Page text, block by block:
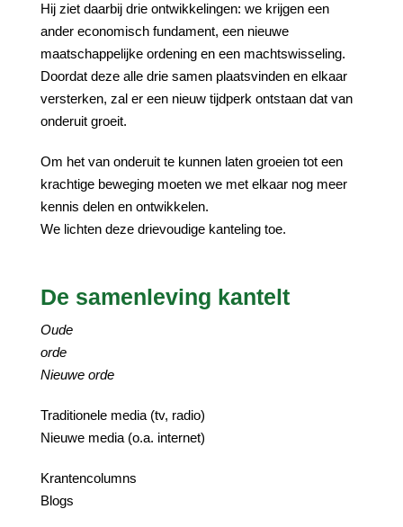
Hij ziet daarbij drie ontwikkelingen: we krijgen een
ander economisch fundament, een nieuwe
maatschappelijke ordening en een machtswisseling.
Doordat deze alle drie samen plaatsvinden en elkaar
versterken, zal er een nieuw tijdperk ontstaan dat van
onderuit groeit.
Om het van onderuit te kunnen laten groeien tot een
krachtige beweging moeten we met elkaar nog meer
kennis delen en ontwikkelen.
We lichten deze drievoudige kanteling toe.
De samenleving kantelt
Oude
orde
Nieuwe orde
Traditionele media (tv, radio)
Nieuwe media (o.a. internet)
Krantencolumns
Blogs